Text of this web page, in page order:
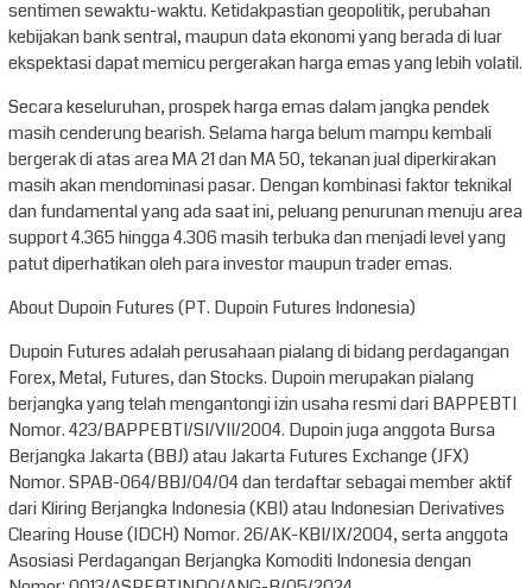
sentimen sewaktu-waktu. Ketidakpastian geopolitik, perubahan
kebijakan bank sentral, maupun data ekonomi yang berada di luar
ekspektasi dapat memicu pergerakan harga emas yang lebih volatil.
Secara keseluruhan, prospek harga emas dalam jangka pendek
masih cenderung bearish. Selama harga belum mampu kembali
bergerak di atas area MA 21 dan MA 50, tekanan jual diperkirakan
masih akan mendominasi pasar. Dengan kombinasi faktor teknikal
dan fundamental yang ada saat ini, peluang penurunan menuju area
support 4.365 hingga 4.306 masih terbuka dan menjadi level yang
patut diperhatikan oleh para investor maupun trader emas.
About Dupoin Futures (PT. Dupoin Futures Indonesia)
Dupoin Futures adalah perusahaan pialang di bidang perdagangan
Forex, Metal, Futures, dan Stocks. Dupoin merupakan pialang
berjangka yang telah mengantongi izin usaha resmi dari BAPPEBTI
Nomor. 423/BAPPEBTI/SI/VII/2004. Dupoin juga anggota Bursa
Berjangka Jakarta (BBJ) atau Jakarta Futures Exchange (JFX)
Nomor. SPAB-064/BBJ/04/04 dan terdaftar sebagai member aktif
dari Kliring Berjangka Indonesia (KBI) atau Indonesian Derivatives
Clearing House (IDCH) Nomor. 26/AK-KBI/IX/2004, serta anggota
Asosiasi Perdagangan Berjangka Komoditi Indonesia dengan